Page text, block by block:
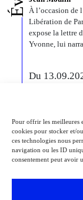
Pour offrir les meilleures
cookies pour stocker et/
ces technologies nous
navigation ou les ID
consentement peut avoir
À l’occasion de
Libération de
expose la lettre
Yvonne, lui
Du
présente environ
1920 et 1960.
et la complexité
ces œuvres